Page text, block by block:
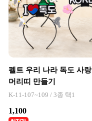
펠트 우리 나라 독도 사랑
머리띠 만들기
K-11-107~109 / 3종 택1
1,100